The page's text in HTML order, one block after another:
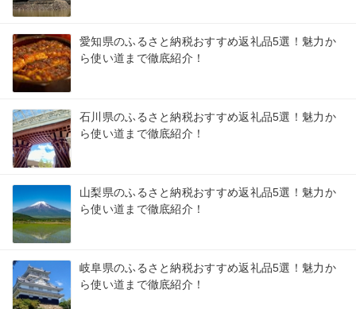
愛知県のふるさと納税おすすめ返礼品5選！魅力か
ら使い道まで徹底紹介！
石川県のふるさと納税おすすめ返礼品5選！魅力か
ら使い道まで徹底紹介！
山梨県のふるさと納税おすすめ返礼品5選！魅力か
ら使い道まで徹底紹介！
岐阜県のふるさと納税おすすめ返礼品5選！魅力か
ら使い道まで徹底紹介！